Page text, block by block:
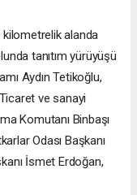
kilometrelik alanda
tanıtım yürüyüşü
Aydın Tetikoğlu,
ve sanayi
Komutanı Binbaşı
Odası Başkanı
İsmet Erdoğan,